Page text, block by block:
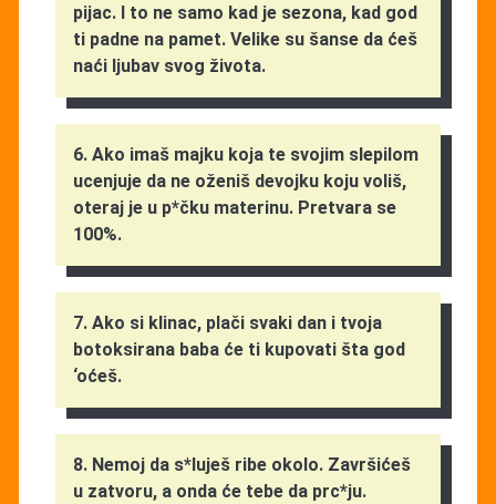
pijac. I to ne samo kad je sezona, kad god
ti padne na pamet. Velike su šanse da ćeš
naći ljubav svog života.
6. Ako imaš majku koja te svojim slepilom
ucenjuje da ne oženiš devojku koju voliš,
oteraj je u p*čku materinu. Pretvara se
100%.
7. Ako si klinac, plači svaki dan i tvoja
botoksirana baba će ti kupovati šta god
‘oćeš.
8. Nemoj da s*luješ ribe okolo. Završićeš
u zatvoru, a onda će tebe da prc*ju.